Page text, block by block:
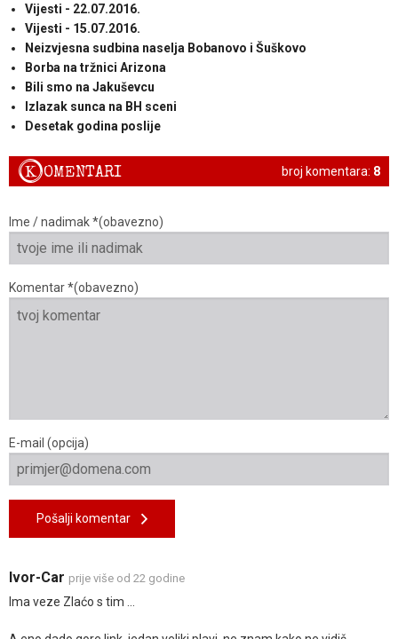
Vijesti - 22.07.2016.
Vijesti - 15.07.2016.
Neizvjesna sudbina naselja Bobanovo i Šuškovo
Borba na tržnici Arizona
Bili smo na Jakuševcu
Izlazak sunca na BH sceni
Desetak godina poslije
broj komentara: 8
KOMENTARI
Ime / nadimak *(obavezno)
Komentar *(obavezno)
E-mail (opcija)
Pošalji komentar
Ivor-Car prije više od 22 godine
Ima veze Zlaćo s tim ...